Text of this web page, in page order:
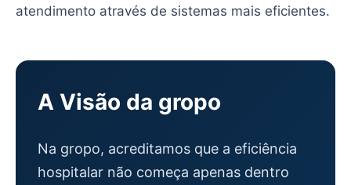
atendimento através de sistemas mais eficientes.
A Visão da gropo
Na gropo, acreditamos que a eficiência
hospitalar não começa apenas dentro